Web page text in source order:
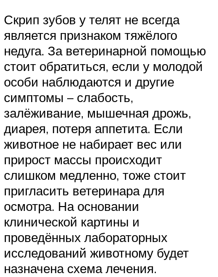
Скрип зубов у телят не всегда
является признаком тяжёлого
недуга. За ветеринарной помощью
стоит обратиться, если у молодой
особи наблюдаются и другие
симптомы – слабость,
залёживание, мышечная дрожь,
диарея, потеря аппетита. Если
животное не набирает вес или
прирост массы происходит
слишком медленно, тоже стоит
пригласить ветеринара для
осмотра. На основании
клинической картины и
проведённых лабораторных
исследований животному будет
назначена схема лечения.